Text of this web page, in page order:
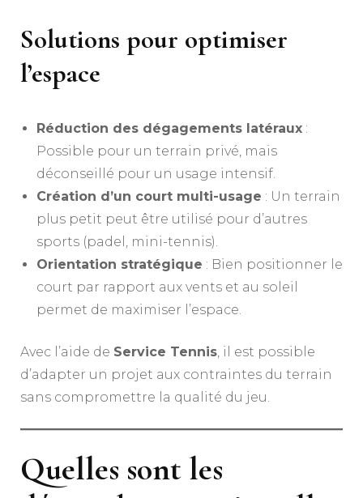
Solutions pour optimiser
l’espace
Réduction des dégagements latéraux :
Possible pour un terrain privé, mais
déconseillé pour un usage intensif.
Création d’un court multi-usage : Un terrain
plus petit peut être utilisé pour d’autres
sports (padel, mini-tennis).
Orientation stratégique : Bien positionner le
court par rapport aux vents et au soleil
permet de maximiser l’espace.
Avec l’aide de Service Tennis, il est possible
d’adapter un projet aux contraintes du terrain
sans compromettre la qualité du jeu.
Quelles sont les